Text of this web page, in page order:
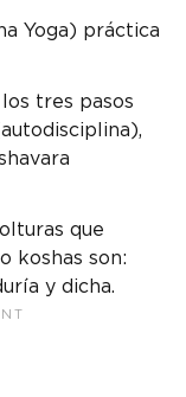
Yoga) práctica
tres pasos
que
koshas son:
y dicha.